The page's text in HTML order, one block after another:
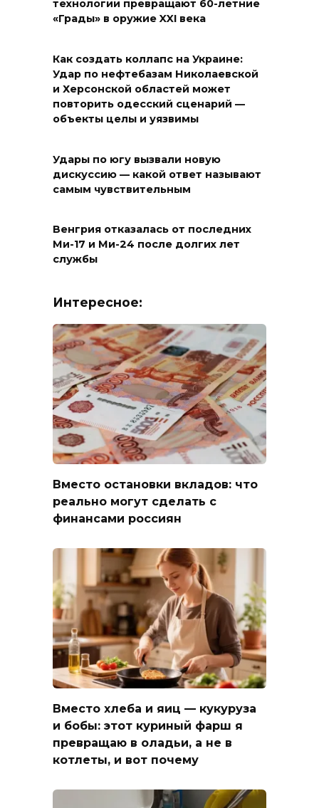
технологии превращают 60-летние
«Грады» в оружие XXI века
Как создать коллапс на Украине:
Удар по нефтебазам Николаевской
и Херсонской областей может
повторить одесский сценарий —
объекты целы и уязвимы
Удары по югу вызвали новую
дискуссию — какой ответ называют
самым чувствительным
Венгрия отказалась от последних
Ми-17 и Ми-24 после долгих лет
службы
Интересное:
Вместо остановки вкладов: что
реально могут сделать с
финансами россиян
Вместо хлеба и яиц — кукуруза
и бобы: этот куриный фарш я
превращаю в оладьи, а не в
котлеты, и вот почему